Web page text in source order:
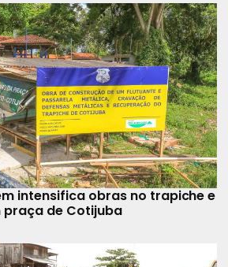
intensifica obras no trapiche e
praça de Cotijuba